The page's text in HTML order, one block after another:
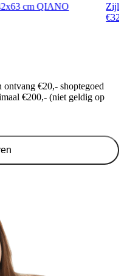
cm QIANO
€
€20,- shoptegoed
€200,- (niet geldig op